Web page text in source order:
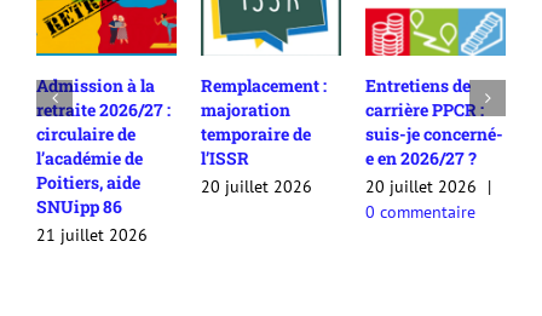
Admission à la
retraite 2026/27 :
circulaire de
l’académie de
Poitiers, aide
SNUipp 86
21 juillet 2026
Remplacement :
majoration
temporaire de
l’ISSR
20 juillet 2026
Entretiens de
carrière PPCR :
suis-je concerné-
e en 2026/27 ?
20 juillet 2026
|
0 commentaire